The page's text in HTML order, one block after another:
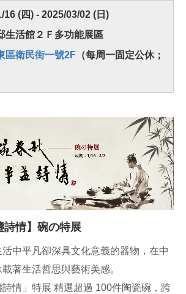
16 (四) - 2025/03/02 (日)
生活館２Ｆ多功能展區
區衛民街一號2F （每周一固定公休；
詩情】碗の特展
中平凡卻深具文化意義的器物，在中
著生活哲思與藝術美感。
詩情」特展 精選超過 100件陶瓷碗，跨